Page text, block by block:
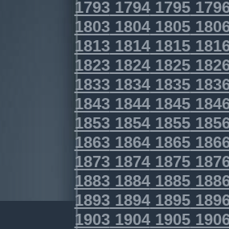
179317941795
180318041805
181318141815
182318241825
183318341835
184318441845
185318541855
186318641865
187318741875
188318841885
189318941895
190319041905